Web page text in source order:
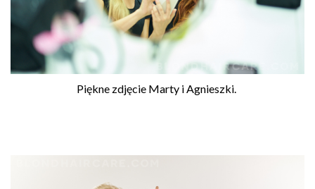
Piękne zdjęcie Marty i Agnieszki.